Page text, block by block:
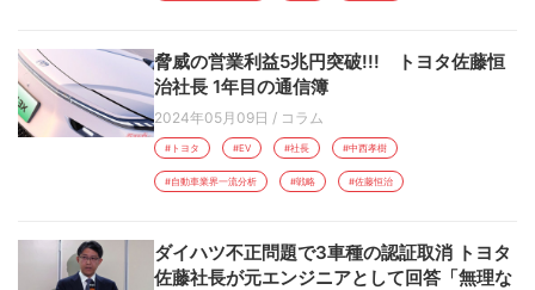
脅威の営業利益5兆円突破!!! トヨタ佐藤恒
治社長 1年目の通信簿
2024年05月09日 / コラム
#トヨタ #EV #社長 #中西孝樹
#自動車業界一流分析 #戦略 #佐藤恒治
ダイハツ不正問題で3車種の認証取消 トヨタ
佐藤社長が元エンジニアとして回答「無理な